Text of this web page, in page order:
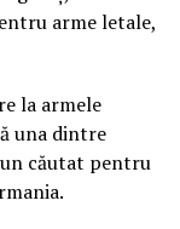
arme letale,
la armele
una dintre
căutat pentru